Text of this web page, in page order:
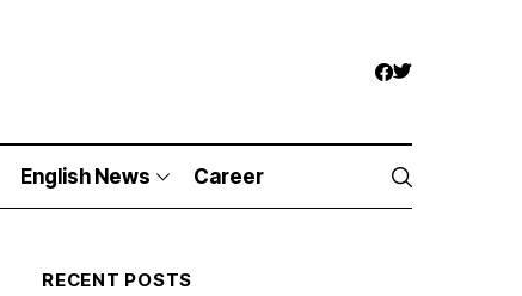
English News Career
RECENT POSTS